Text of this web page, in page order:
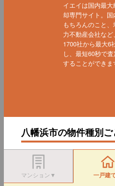
イエイは国内最
却専門サイト。
もちろんのこと
力不動産会社な
1700社から最大6
し、最短60秒で
することができま
八幡浜市の物件種別
マンション▼ 一戸建